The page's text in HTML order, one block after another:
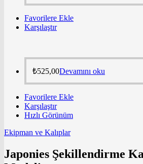
Favorilere Ekle
Karşılaştır
₺525,00Devamını oku
Favorilere Ekle
Karşılaştır
Hızlı Görünüm
Ekipman ve Kalıplar
Japonies Şekillendirme